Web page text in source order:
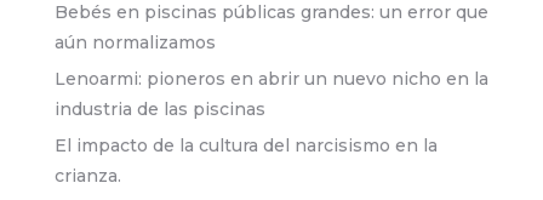
Bebés en piscinas públicas grandes: un error que
aún normalizamos
Lenoarmi: pioneros en abrir un nuevo nicho en la
industria de las piscinas
El impacto de la cultura del narcisismo en la
crianza.